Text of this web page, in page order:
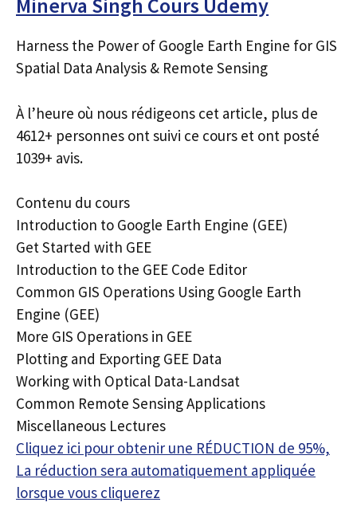
Harness the Power of Google Earth Engine for GIS
Spatial Data Analysis & Remote Sensing
À l’heure où nous rédigeons cet article, plus de
4612+ personnes ont suivi ce cours et ont posté
1039+ avis.
Contenu du cours
Introduction to Google Earth Engine (GEE)
Get Started with GEE
Introduction to the GEE Code Editor
Common GIS Operations Using Google Earth
Engine (GEE)
More GIS Operations in GEE
Plotting and Exporting GEE Data
Working with Optical Data-Landsat
Common Remote Sensing Applications
Miscellaneous Lectures
Cliquez ici pour obtenir une RÉDUCTION de 95%,
La réduction sera automatiquement appliquée
lorsque vous cliquerez